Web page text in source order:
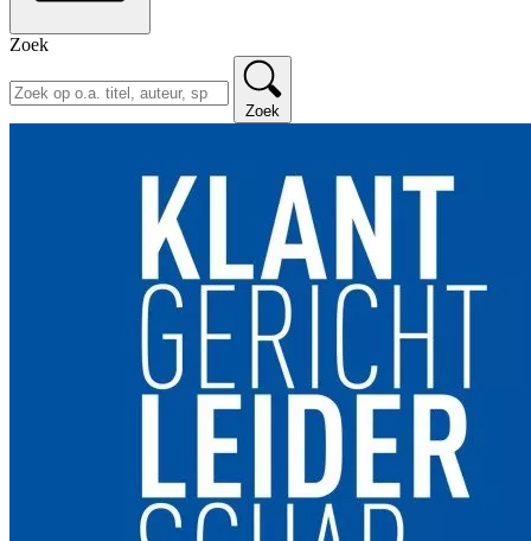
Zoek
Zoek